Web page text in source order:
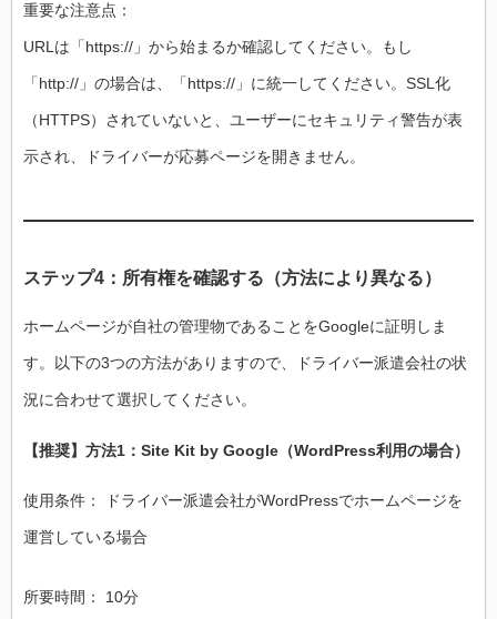
重要な注意点：
URLは「https://」から始まるか確認してください。もし
「http://」の場合は、「https://」に統一してください。SSL化
（HTTPS）されていないと、ユーザーにセキュリティ警告が表
示され、ドライバーが応募ページを開きません。
ステップ4：所有権を確認する（方法により異なる）
ホームページが自社の管理物であることをGoogleに証明しま
す。以下の3つの方法がありますので、ドライバー派遣会社の状
況に合わせて選択してください。
【推奨】方法1：Site Kit by Google（WordPress利用の場合）
使用条件： ドライバー派遣会社がWordPressでホームページを
運営している場合
所要時間： 10分